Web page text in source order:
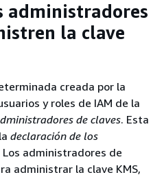
administradores
la clave
creada por la
y roles de IAM de la
de claves. Esta
declaración de los
Los administradores de
administrar la clave KMS,